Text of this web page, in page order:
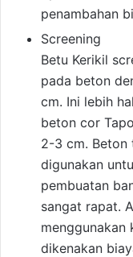
penambahan
Screening
Betu Kerikil
pada beton
cm. Ini lebih
beton cor
2-3 cm. Beton
digunakan
pembuatan
sangat rapat.
menggunakan
dikenakan